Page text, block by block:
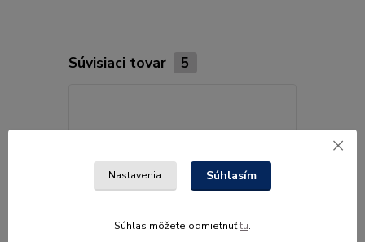
Súvisiaci tovar 5
Nastavenia Súhlasím
Súhlas môžete odmietnuťtu.